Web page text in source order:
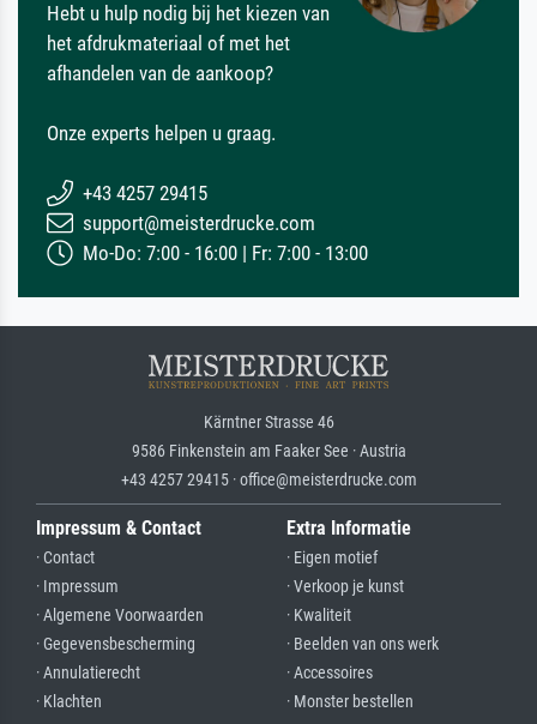
Hebt u hulp nodig bij het kiezen van
het afdrukmateriaal of met het
afhandelen van de aankoop?
Onze experts helpen u graag.
+43 4257 29415
support@meisterdrucke.com
Mo-Do: 7:00 - 16:00 | Fr: 7:00 - 13:00
Kärntner Strasse 46
9586 Finkenstein am Faaker See · Austria
+43 4257 29415 · office@meisterdrucke.com
Impressum & Contact
· Contact
· Impressum
· Algemene Voorwaarden
· Gegevensbescherming
· Annulatierecht
· Klachten
Extra Informatie
· Eigen motief
· Verkoop je kunst
· Kwaliteit
· Beelden van ons werk
· Accessoires
· Monster bestellen